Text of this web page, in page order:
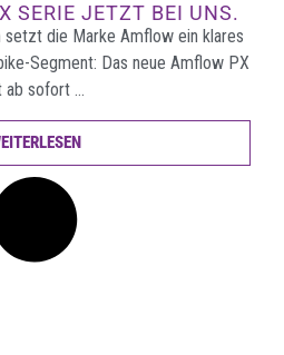
SERIE JETZT BEI UNS.
setzt die Marke Amflow ein klares
Segment: Das neue Amflow PX
ab sofort …